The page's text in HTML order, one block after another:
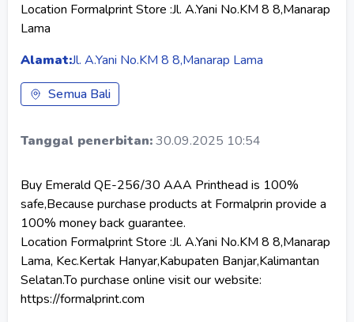
Location Formalprint Store :Jl. A.Yani No.KM 8 8,Manarap
Lama
Alamat:Jl. A.Yani No.KM 8 8,Manarap Lama
Semua Bali
Tanggal penerbitan:30.09.2025 10:54
Buy Emerald QE-256/30 AAA Printhead is 100%
safe,Because purchase products at Formalprin provide a
100% money back guarantee.
Location Formalprint Store :Jl. A.Yani No.KM 8 8,Manarap
Lama, Kec.Kertak Hanyar,Kabupaten Banjar,Kalimantan
Selatan.To purchase online visit our website:
https://formalprint.com